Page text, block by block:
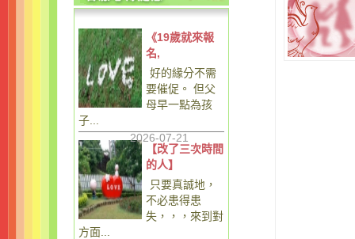
《19歲就來報
名,
好的緣分不需
要催促。 但父
母早一點為孩
子...
2026-07-21
【改了三次時間
的人】
只要真誠地，
不必患得患
失，，，來到對
方面...